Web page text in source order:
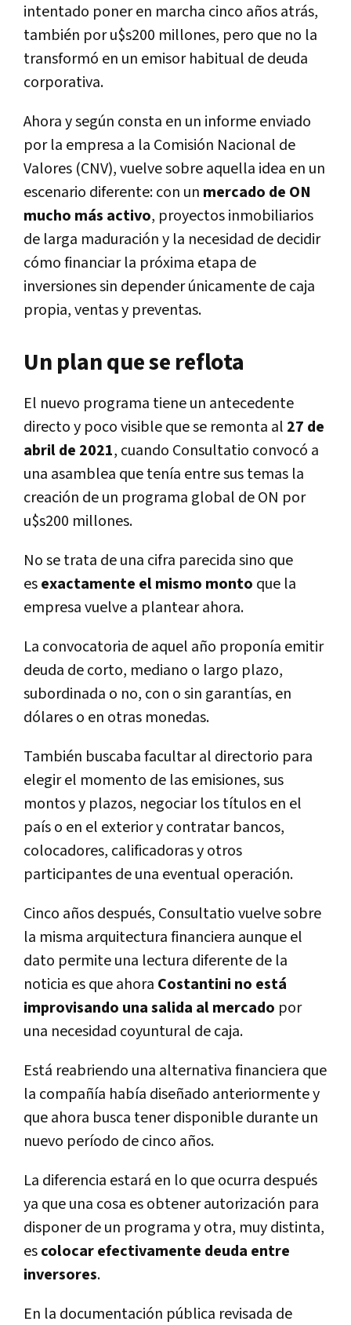
intentado poner en marcha cinco años atrás,
también por u$s200 millones, pero que no la
transformó en un emisor habitual de deuda
corporativa.
Ahora y según consta en un informe enviado
por la empresa a la Comisión Nacional de
Valores (CNV), vuelve sobre aquella idea en un
escenario diferente: con un mercado de ON
mucho más activo, proyectos inmobiliarios
de larga maduración y la necesidad de decidir
cómo financiar la próxima etapa de
inversiones sin depender únicamente de caja
propia, ventas y preventas.
Un plan que se reflota
El nuevo programa tiene un antecedente
directo y poco visible que se remonta al 27 de
abril de 2021, cuando Consultatio convocó a
una asamblea que tenía entre sus temas la
creación de un programa global de ON por
u$s200 millones.
No se trata de una cifra parecida sino que
esexactamente el mismo monto que la
empresa vuelve a plantear ahora.
La convocatoria de aquel año proponía emitir
deuda de corto, mediano o largo plazo,
subordinada o no, con o sin garantías, en
dólares o en otras monedas.
También buscaba facultar al directorio para
elegir el momento de las emisiones, sus
montos y plazos, negociar los títulos en el
país o en el exterior y contratar bancos,
colocadores, calificadoras y otros
participantes de una eventual operación.
Cinco años después, Consultatio vuelve sobre
la misma arquitectura financiera aunque el
dato permite una lectura diferente de la
noticia es que ahora Costantini no está
improvisando una salida al mercado por
una necesidad coyuntural de caja.
Está reabriendo una alternativa financiera que
la compañía había diseñado anteriormente y
que ahora busca tener disponible durante un
nuevo período de cinco años.
La diferencia estará en lo que ocurra después
ya que una cosa es obtener autorización para
disponer de un programa y otra, muy distinta,
escolocar efectivamente deuda entre
inversores.
En la documentación pública revisada de